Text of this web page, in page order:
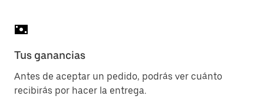
Tus ganancias
Antes de aceptar un pedido, podrás ver cuánto
recibirás por hacer la entrega.